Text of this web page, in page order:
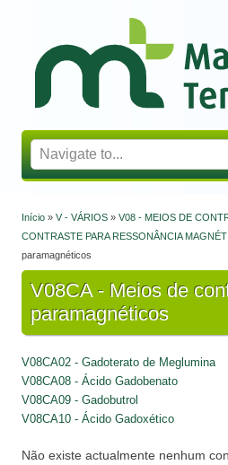
Mapa Terapêutico
Está aqui
Início » V - VÁRIOS » V08 - MEIOS DE
CONTRASTE PARA RESSONÂNCIA
paramagnéticos
V08CA - Meios de
paramagnéticos
V08CA02 - Gadoterato de Meglumina
V08CA08 - Ácido Gadobenato
V08CA09 - Gadobutrol
V08CA10 - Ácido Gadoxético
Não existe actualmente nenhum